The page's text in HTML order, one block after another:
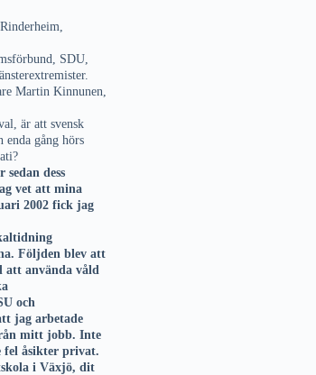
SDU,
Martin Kinnunen,
är att svensk
gång hörs
dess
vet att mina
2002 fick jag
Följden blev att
att använda våld
och
jag arbetade
mitt jobb. Inte
fel åsikter privat.
i Växjö, dit